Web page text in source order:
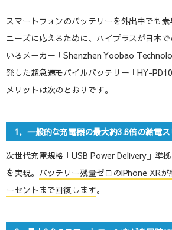
スマートフォンのバッテリーを外出中でも
ニーズに応えるために、ハイプラスが日本
いるメーカー「Shenzhen Yoobao
発した超急速モバイルバッテリー「HY-
メリットは次のとおりです。
1．一般的な充電器の最大約3.6倍の給電
次世代充電規格「USB Power Delivery」準
を実現。 バッテリー残量ゼロのiPhone XR
ーセントまで回復します。